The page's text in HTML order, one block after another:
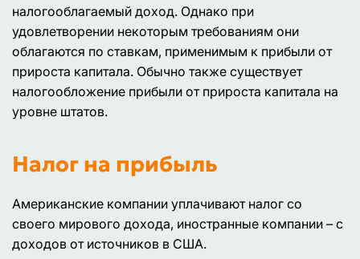
налогооблагаемый доход. Однако при
удовлетворении некоторым требованиям они
облагаются по ставкам, применимым к прибыли от
прироста капитала. Обычно также существует
налогообложение прибыли от прироста капитала на
уровне штатов.
Налог на прибыль
Американские компании уплачивают налог со
своего мирового дохода, иностранные компании – с
доходов от источников в США.